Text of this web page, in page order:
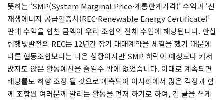
뜻하는 ‘SMP(System Marginal Price·계통한계가격)’ 수익과 ‘신
재생에너지 공급인증서(REC·Renewable Energy Certificate)’
판매 수익을 합친 금액이 우리 조합의 전체 수입에 해당됩니다. 한살
림햇빛발전의 REC는 12년간 장기 매매계약을 체결을 했기 때문에
다른 협동조합보다는 나은 상황이지만 SMP 하락이 예상보다 커서
많지도 않은 활동예산을 줄일수 밖에 없었습니다. 이대로 계속되면
배당률도 하향 조정 될 것으로 예측되어 이사회에서 많은 걱정과 함
께 조합원 여러분께 알리는 활동을 먼저 하기로 하여, 긴 글을 쓰게